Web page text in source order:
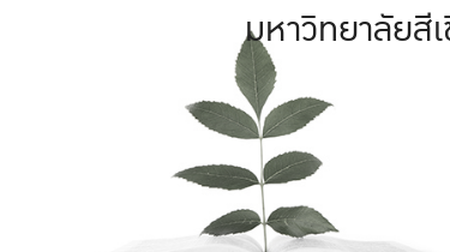
มหาวิทยาลัยสี